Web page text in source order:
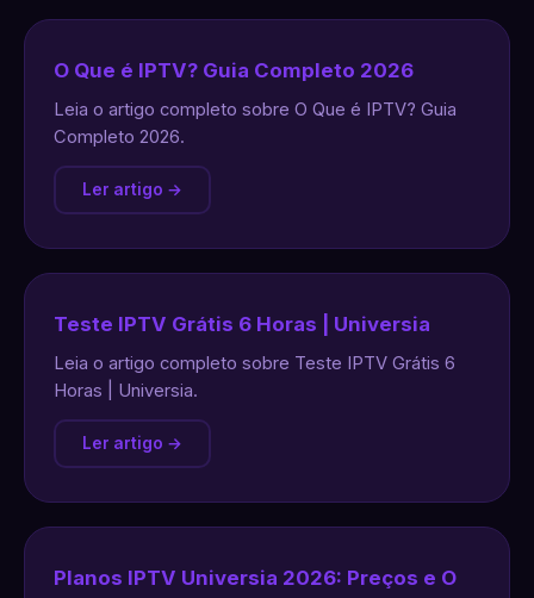
O Que é IPTV? Guia Completo 2026
Leia o artigo completo sobre O Que é IPTV? Guia
Completo 2026.
Ler artigo →
Teste IPTV Grátis 6 Horas | Universia
Leia o artigo completo sobre Teste IPTV Grátis 6
Horas | Universia.
Ler artigo →
Planos IPTV Universia 2026: Preços e O